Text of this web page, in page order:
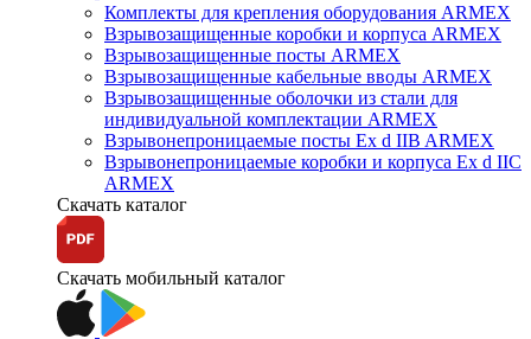
Комплекты для крепления оборудования ARMEX
Взрывозащищенные коробки и корпуса ARMEX
Взрывозащищенные посты ARMEX
Взрывозащищенные кабельные вводы ARMEX
Взрывозащищенные оболочки из стали для
индивидуальной комплектации ARMEX
Взрывонепроницаемые посты Ex d IIB ARMEX
Взрывонепроницаемые коробки и корпуса Ex d IIС
ARMEX
Скачать каталог
Скачать мобильный каталог